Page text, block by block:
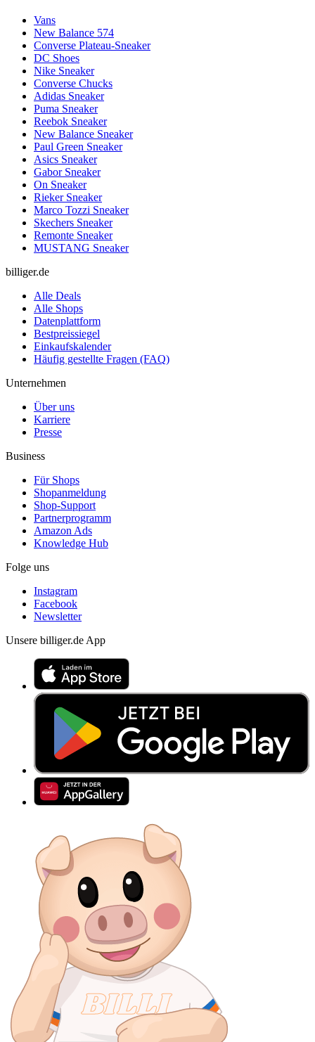
Vans
New Balance 574
Converse Plateau-Sneaker
DC Shoes
Nike Sneaker
Converse Chucks
Adidas Sneaker
Puma Sneaker
Reebok Sneaker
New Balance Sneaker
Paul Green Sneaker
Asics Sneaker
Gabor Sneaker
On Sneaker
Rieker Sneaker
Marco Tozzi Sneaker
Skechers Sneaker
Remonte Sneaker
MUSTANG Sneaker
billiger.de
Alle Deals
Alle Shops
Datenplattform
Bestpreissiegel
Einkaufskalender
Häufig gestellte Fragen (FAQ)
Unternehmen
Über uns
Karriere
Presse
Business
Für Shops
Shopanmeldung
Shop-Support
Partnerprogramm
Amazon Ads
Knowledge Hub
Folge uns
Instagram
Facebook
Newsletter
Unsere billiger.de App